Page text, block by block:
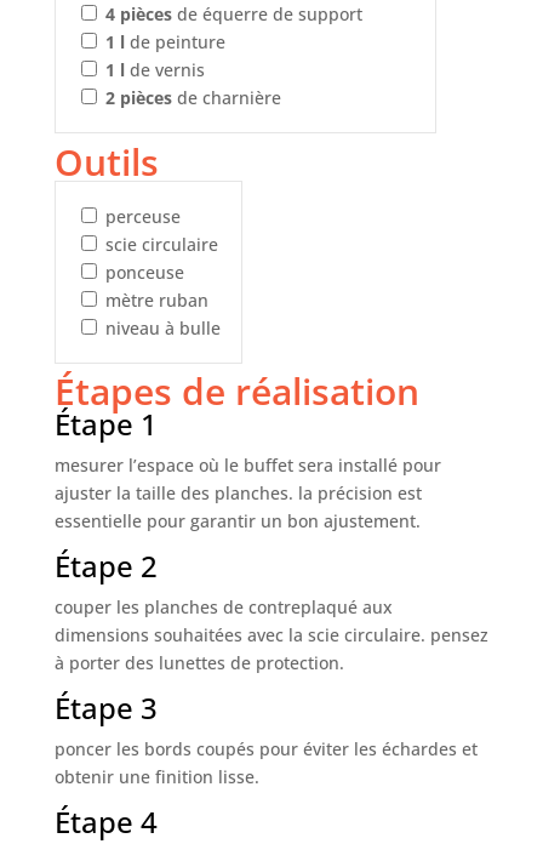
4 piècesde équerre de support
1 lde peinture
1 lde vernis
2 piècesde charnière
Outils
perceuse
scie circulaire
ponceuse
mètre ruban
niveau à bulle
Étapes de réalisation
Étape 1
mesurer l’espace où le buffet sera installé pour
ajuster la taille des planches. la précision est
essentielle pour garantir un bon ajustement.
Étape 2
couper les planches de contreplaqué aux
dimensions souhaitées avec la scie circulaire. pensez
à porter des lunettes de protection.
Étape 3
poncer les bords coupés pour éviter les échardes et
obtenir une finition lisse.
Étape 4